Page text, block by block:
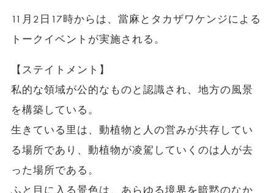
11月2日17時からは、當麻とタカザワケンジによる
トークイベントが実施される。
【ステイトメント】
私的な領域が公的なものと認識され、地方の風景
を構築している。
生きている里は、動植物と人の営みが共存してい
る場所であり、動植物が凌駕していくのは人が去
った場所である。
ふと目に入る景色は、あらゆる境界を暗黙のなか